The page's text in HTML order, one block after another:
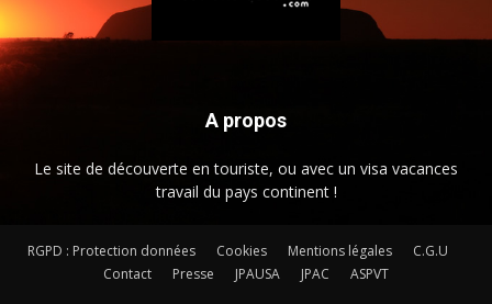
A propos
Le site de découverte en touriste, ou avec un visa vacances
travail du pays continent !
RGPD : Protection données Cookies Mentions légales
C.G.U
Contact
Presse JPAUSA JPAC ASPVT